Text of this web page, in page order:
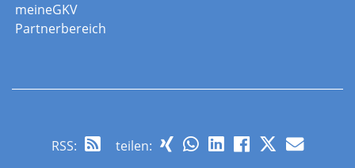
meineGKV
Partnerbereich
RSS: teilen: